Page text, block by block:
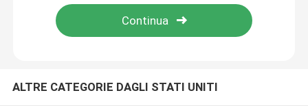
Giro della fabbrica
Controllo di qualità
ALTRE CATEGORIE DAGLI STATI UNITI